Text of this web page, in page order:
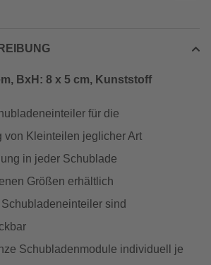
BxH: 8 x 5 cm, Kunststoff
für die
von Kleinteilen jeglicher Art
in jeder Schublade
Größen erhältlich
sind
Schubladenmodule individuell je